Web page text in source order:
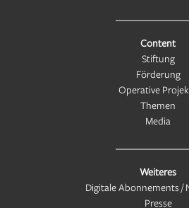
Content
Stiftung
Förderung
Operative
Themen
Media
Weiteres
Digitale Abonnements /
Presse